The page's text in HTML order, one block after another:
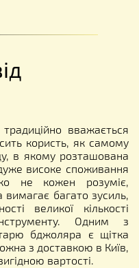
вважається
користь, як самому
в якому розташована
високе споживання
не кожен розуміє,
вимагає багато зусиль,
великої кількості
Одним з
бджоляра є щітка
з доставкою в Київ,
вартості.